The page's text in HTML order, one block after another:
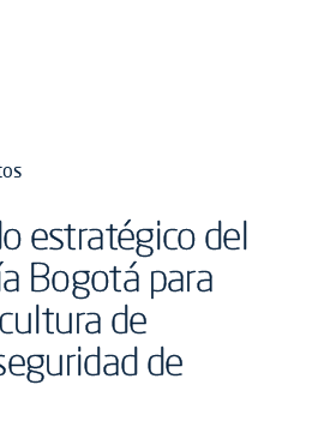
estratégico del
Bogotá para
de
de